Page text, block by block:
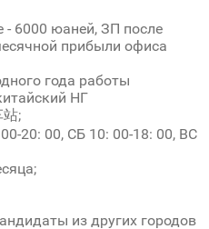
- 6000 юаней, ЗП после
прибыли офиса
года работы
НГ
;
20: 00, СБ 10: 00-18: 00, ВС
из других городов